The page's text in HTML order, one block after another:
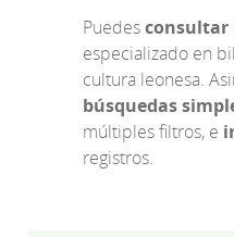
Puedesconsultar
especializado en
cultura leonesa.
búsquedas
múltiples filtros, e
registros.